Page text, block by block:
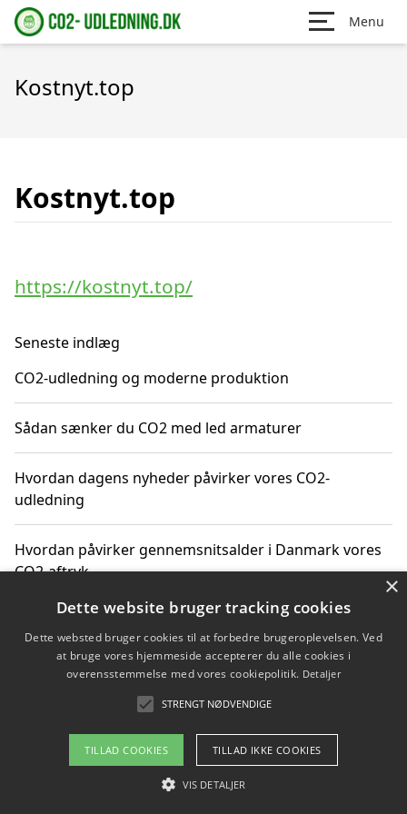
Menu
Kostnyt.top
Kostnyt.top
https://kostnyt.top/
Seneste indlæg
CO2-udledning og moderne produktion
Sådan sænker du CO2 med led armaturer
Hvordan dagens nyheder påvirker vores CO2-
udledning
Hvordan påvirker gennemsnitsalder i Danmark vores
CO2-aftryk
Hvordan nyheder om CO2-udledning påvirker vores
hverdag
Om / kontakt
Blog Betingelser
×
Dette website bruger tracking cookies
Dette websted bruger cookies til at forbedre brugeroplevelsen. Ved
at bruge vores hjemmeside accepterer du alle cookies i
overensstemmelse med vores cookiepolitik. Detaljer
STRENGT NØDVENDIGE
TILLAD COOKIES TILLAD IKKE COOKIES
VIS DETALJER